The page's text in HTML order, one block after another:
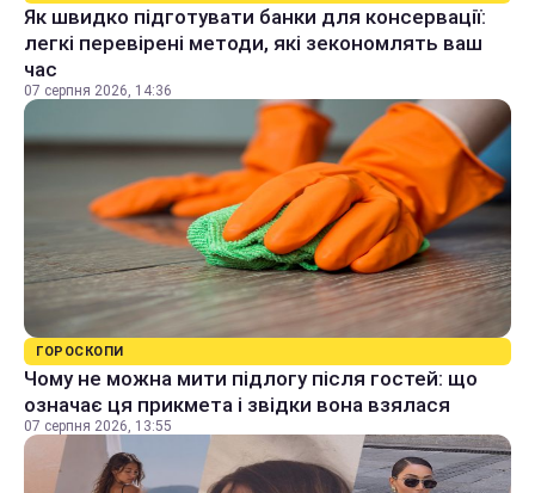
Як швидко підготувати банки для консервації:
легкі перевірені методи, які зекономлять ваш
час
07 серпня 2026, 14:36
ГОРОСКОПИ
Чому не можна мити підлогу після гостей: що
означає ця прикмета і звідки вона взялася
07 серпня 2026, 13:55